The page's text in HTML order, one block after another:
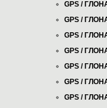
GPS /
GPS /
GPS /
GPS /
GPS /
GPS /
GPS /